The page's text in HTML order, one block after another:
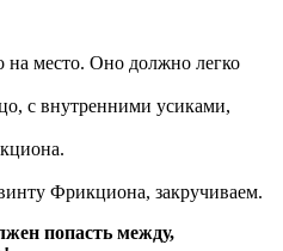
на место. Оно должно легко
с внутренними усиками,
Фрикциона, закручиваем.
попасть между,